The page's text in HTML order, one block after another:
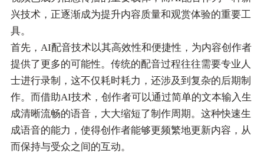
兴技术，正逐渐成为提升内容质量和观赏体验的重要工
具。
首先，AI配音技术以其高效性和便捷性，为内容创作者
提供了更多的可能性。传统的配音过程往往需要专业人
士进行录制，这不仅耗时耗力，还涉及到复杂的后期制
作。而借助AI技术，创作者可以通过简单的文本输入生
成清晰流畅的语音，大大缩短了制作周期。这种快速生
成语音的能力，使得创作者能够更频繁地更新内容，从
而保持与受众之间的互动。